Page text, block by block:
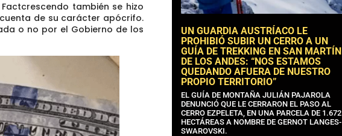
también se hizo
de su carácter apócrifo.
o no por el Gobierno de los
UN GUARDIA AUSTRÍACO LE
PROHIBIÓ SUBIR UN CERRO A UN
GUÍA DE TREKKING EN SAN MARTÍN
DE LOS ANDES: “NOS ESTAMOS
QUEDANDO AFUERA DE NUESTRO
PROPIO TERRITORIO”
EL GUÍA DE MONTAÑA JULIÁN PAJAROLA
DENUNCIÓ QUE LE CERRARON EL PASO AL
CERRO EZPELETA, EN UNA PARCELA DE 1.672
HECTÁREAS A NOMBRE DE GERNOT LANGES-
SWAROVSKI.